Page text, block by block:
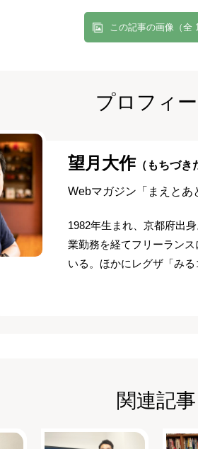
この記事の画像（全
プロフィ
望月大作 （もちづき
Webマガジン「まえとあ
1982年生まれ、京都府出
業勤務を経てフリーラン
いる。ほかにレグザ「みる
関連記事